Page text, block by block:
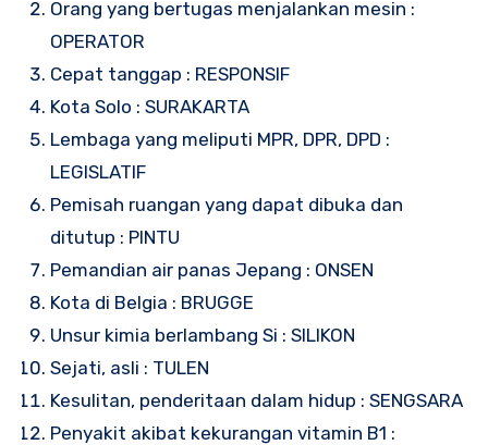
Orang yang bertugas menjalankan mesin :
OPERATOR
Cepat tanggap : RESPONSIF
Kota Solo : SURAKARTA
Lembaga yang meliputi MPR, DPR, DPD :
LEGISLATIF
Pemisah ruangan yang dapat dibuka dan
ditutup : PINTU
Pemandian air panas Jepang : ONSEN
Kota di Belgia : BRUGGE
Unsur kimia berlambang Si : SILIKON
Sejati, asli : TULEN
Kesulitan, penderitaan dalam hidup : SENGSARA
Penyakit akibat kekurangan vitamin B1 :